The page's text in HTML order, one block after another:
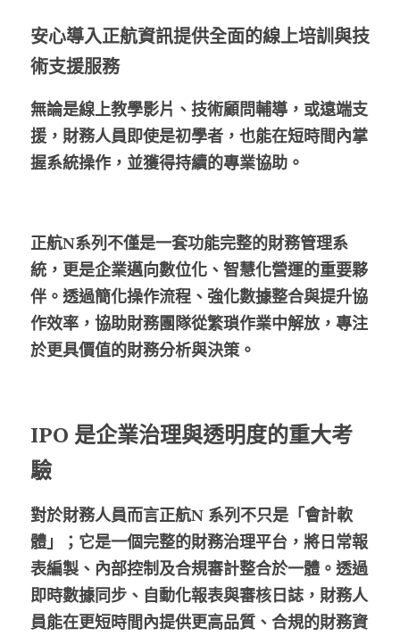
安心導入正航資訊提供全面的線上培訓與技
術支援服務
無論是線上教學影片、技術顧問輔導，或遠端支
援，財務人員即使是初學者，也能在短時間內掌
握系統操作，並獲得持續的專業協助。
正航N系列不僅是一套功能完整的財務管理系
統，更是企業邁向數位化、智慧化營運的重要夥
伴。透過簡化操作流程、強化數據整合與提升協
作效率，協助財務團隊從繁瑣作業中解放，專注
於更具價值的財務分析與決策。
IPO 是企業治理與透明度的重大考
驗
對於財務人員而言正航N 系列不只是「會計軟
體」；它是一個完整的財務治理平台，將日常報
表編製、內部控制及合規審計整合於一體。透過
即時數據同步、自動化報表與審核日誌，財務人
員能在更短時間內提供更高品質、合規的財務資